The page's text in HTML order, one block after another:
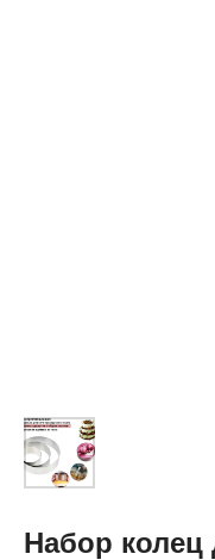
Набор колец